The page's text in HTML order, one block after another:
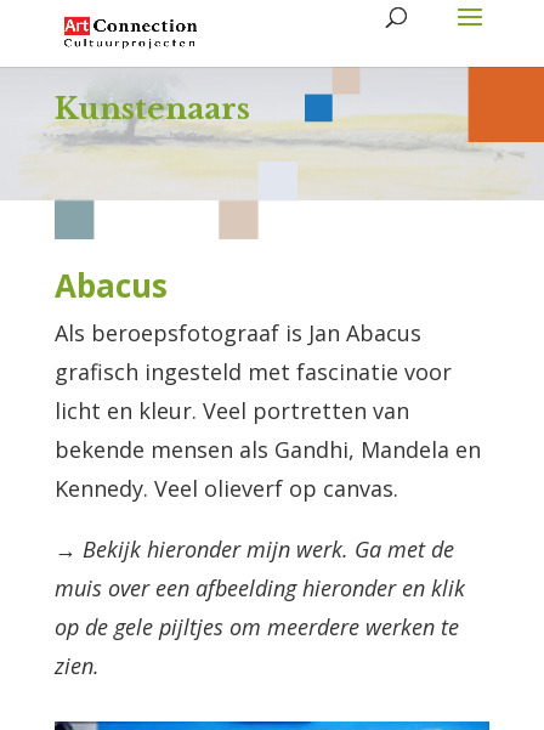
Kunstenaars
Abacus
Als beroepsfotograaf is Jan Abacus
grafisch ingesteld met fascinatie voor
licht en kleur. Veel portretten van
bekende mensen als Gandhi, Mandela en
Kennedy. Veel olieverf op canvas.
→ Bekijk hieronder mijn werk. Ga met de
muis over een afbeelding hieronder en klik
op de gele pijltjes om meerdere werken te
zien.